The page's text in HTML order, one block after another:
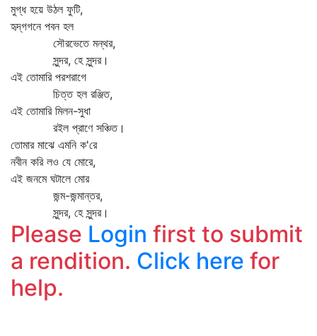
মুগ্ধ হয়ে উঠল ফুটি,
হৃদ্‌গগনে পবন হল
সৌরভেতে মন্থর,
সুন্দর, হে সুন্দর।
এই তোমারি পরশরাগে
চিত্ত হল রঞ্জিত,
এই তোমারি মিলন-সুধা
রইল প্রাণে সঞ্চিত।
তোমার মাঝে এমনি ক'রে
নবীন করি লও যে মোরে,
এই জনমে ঘটালে মোর
জন্ম-জন্মান্তর,
সুন্দর, হে সুন্দর।
Please Login first to submit
a rendition. Click here for
help.